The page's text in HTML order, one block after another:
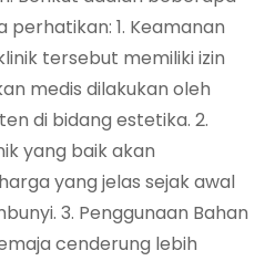
perhatikan: 1. Keamanan
tersebut memiliki izin
medis dilakukan oleh
di bidang estetika. 2.
yang baik akan
yang jelas sejak awal
3. Penggunaan Bahan
cenderung lebih